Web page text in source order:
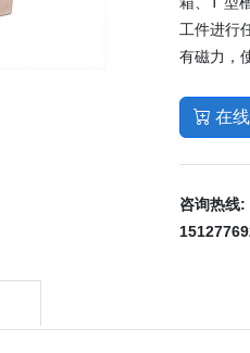
工件进行
有磁力，
在
咨询热线: